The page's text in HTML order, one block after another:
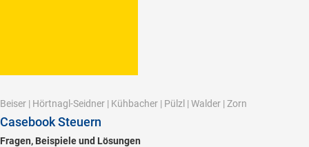
Beiser | Hörtnagl-Seidner | Kühbacher | Pülzl | Walder | Zorn
Casebook Steuern
Fragen, Beispiele und Lösungen